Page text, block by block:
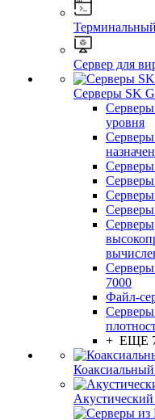
Сервер для
Серверы SK
Серверы
уровня
Серверы
7000
Файл-
+ ЕЩЕ
Коаксиальный
Акустический